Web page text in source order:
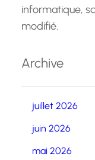
informatique,
modifié.
Archive
juillet 2026
juin 2026
mai 2026